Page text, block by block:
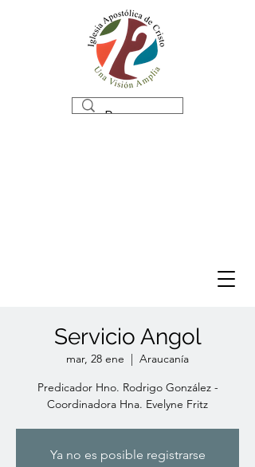
Servicio Angol
mar, 28 ene
  |
Araucanía
Predicador Hno. Rodrigo González -
Coordinadora Hna. Evelyne Fritz
Ya no es posible registrarse